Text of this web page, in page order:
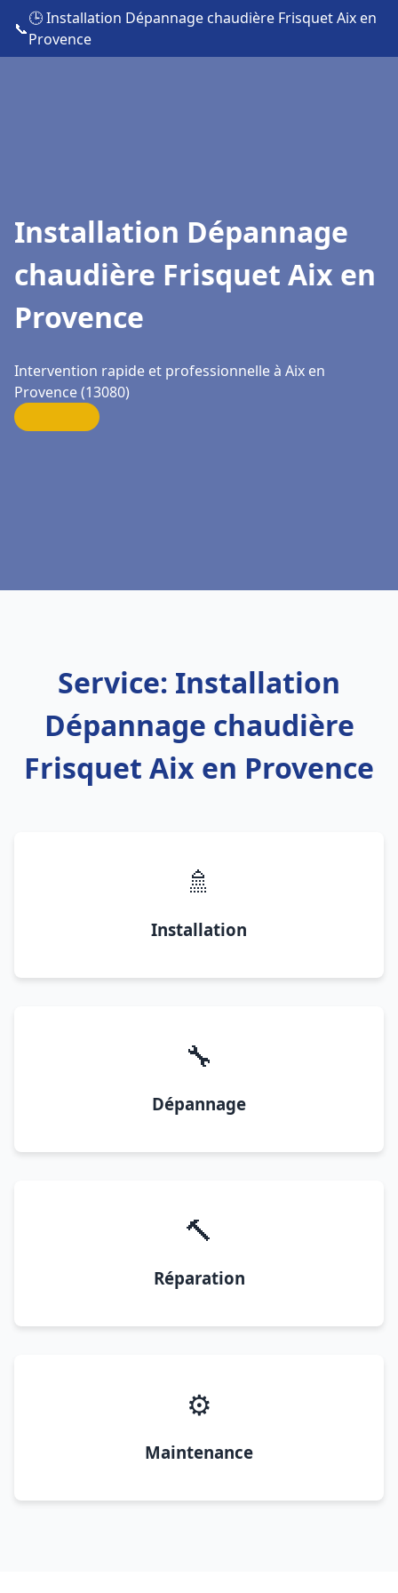
📞
🕒 Installation Dépannage chaudière Frisquet Aix en
Provence
Installation Dépannage
chaudière Frisquet Aix en
Provence
Intervention rapide et professionnelle à Aix en
Provence (13080)
Service: Installation
Dépannage chaudière
Frisquet Aix en Provence
🚿
Installation
🔧
Dépannage
🔨
Réparation
⚙️
Maintenance